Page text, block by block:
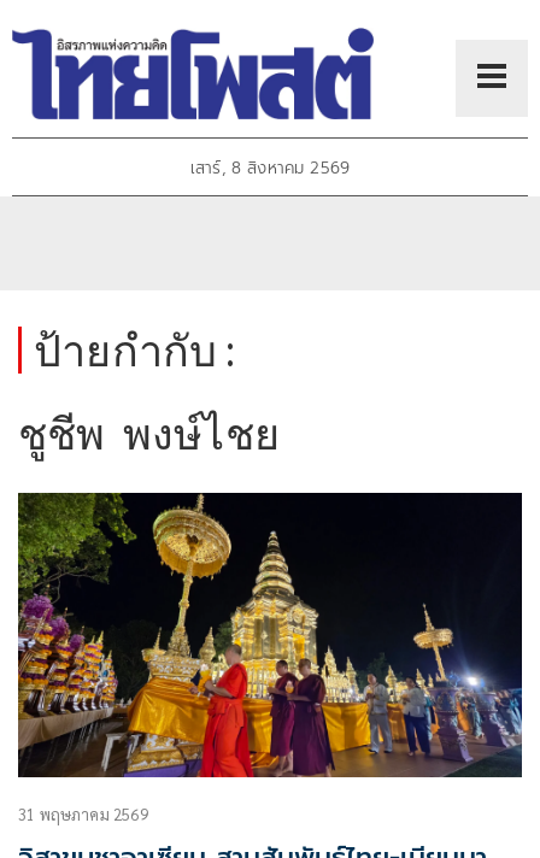
เสาร์, 8 สิงหาคม 2569
ป้ายกำกับ :
ชูชีพ พงษ์ไชย
31 พฤษภาคม 2569